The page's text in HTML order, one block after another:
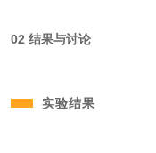
02 结果与讨论
实验结果